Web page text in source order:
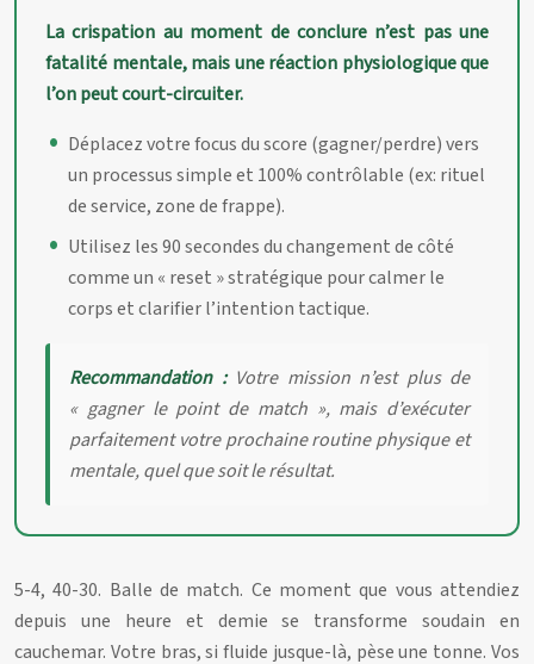
La crispation au moment de conclure n’est pas une
fatalité mentale, mais une réaction physiologique que
l’on peut court-circuiter.
Déplacez votre focus du score (gagner/perdre) vers
un processus simple et 100% contrôlable (ex: rituel
de service, zone de frappe).
Utilisez les 90 secondes du changement de côté
comme un « reset » stratégique pour calmer le
corps et clarifier l’intention tactique.
Recommandation :Votre mission n’est plus de
« gagner le point de match », mais d’exécuter
parfaitement votre prochaine routine physique et
mentale, quel que soit le résultat.
5-4, 40-30. Balle de match. Ce moment que vous attendiez
depuis une heure et demie se transforme soudain en
cauchemar. Votre bras, si fluide jusque-là, pèse une tonne. Vos